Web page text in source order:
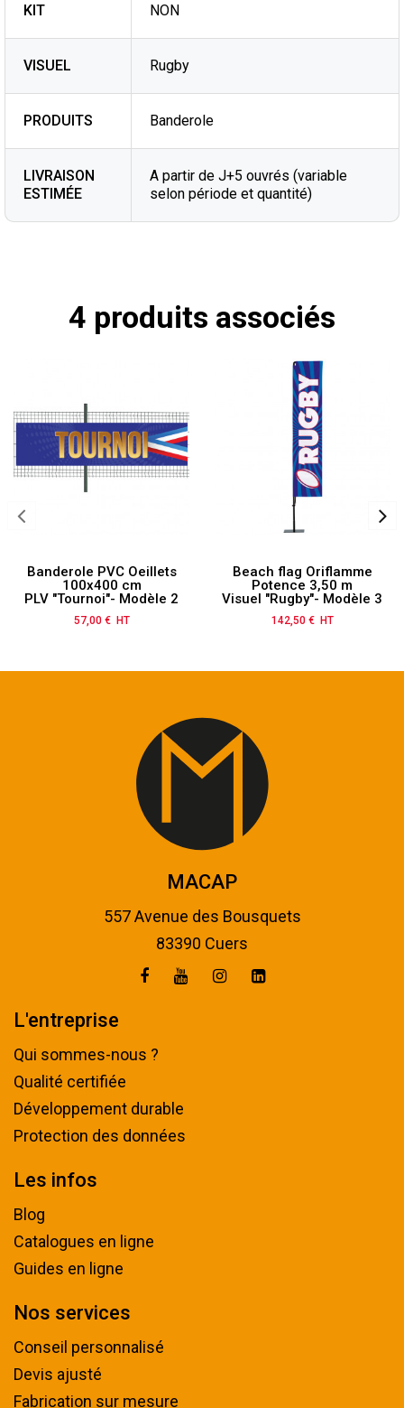
KIT NON
VISUEL Rugby
PRODUITS Banderole
LIVRAISON
ESTIMÉE
A partir de J+5 ouvrés (variable
selon période et quantité)
4 produits associés
Banderole PVC Oeillets
100x400 cm
PLV "Tournoi"- Modèle 2
Prix
57,00 € HT
Beach flag Oriflamme
Potence 3,50 m
Visuel "Rugby"- Modèle 3
Prix
142,50 € HT
MACAP
557 Avenue des Bousquets
83390 Cuers
L'entreprise
Qui sommes-nous ?
Qualité certifiée
Développement durable
Protection des données
Les infos
Blog
Catalogues en ligne
Guides en ligne
Nos services
Conseil personnalisé
Devis ajusté
Fabrication sur mesure